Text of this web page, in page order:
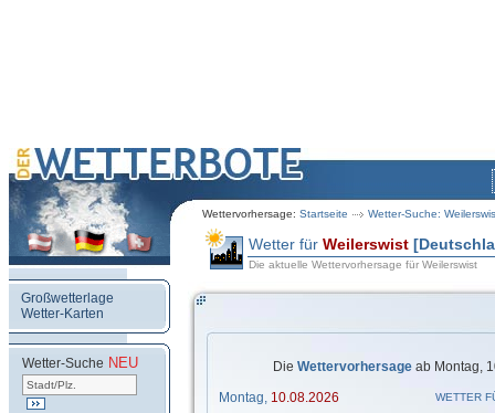
Wettervorhersage: Startseite Wetter-Suche:
Großwetterlage
Wetter-Karten
Wetter-Suche NEU
Wetter für Weilerswist
Die aktuelle Wettervorhersage für Weilerswist
Die Wettervorhersage ab Montag,
Montag, 10.08.2026
WETTER